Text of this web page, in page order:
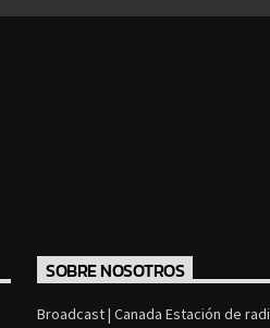
SOBRE NOSOTROS
Broadcast | Canada Estación de